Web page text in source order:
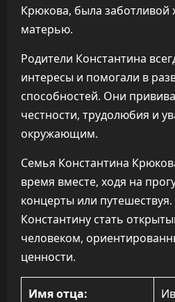
Крюкова, была заботливой
матерью.
Родители Константина
интересы и помогали в
способностей. Они
честности, трудолюбия и
окружающим.
Семья Константина
время вместе, ходя на
концерты или
Константину стать
человеком,
ценности.
Имя отца: